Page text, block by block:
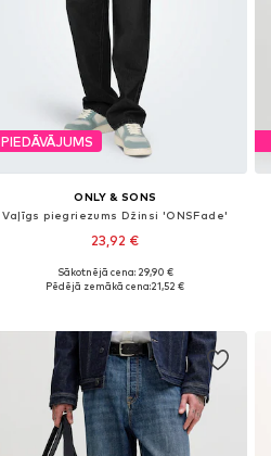
PIEDĀVĀJUMS
ONLY & SONS
Vaļīgs piegriezums Džinsi 'ONSFade'
23,92 €
Pieejams daudzos izmēros
Sākotnējā cena: 29,90 €
Pēdējā zemākā cena:21,52 €